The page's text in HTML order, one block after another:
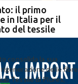
il primo
in Italia per il
del tessile
consolida la sua
delle fibre
Tessile di Plures,